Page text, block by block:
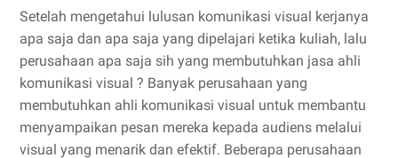
Setelah mengetahui lulusan komunikasi visual kerjanya
apa saja dan apa saja yang dipelajari ketika kuliah, lalu
perusahaan apa saja sih yang membutuhkan jasa ahli
komunikasi visual ? Banyak perusahaan yang
membutuhkan ahli komunikasi visual untuk membantu
menyampaikan pesan mereka kepada audiens melalui
visual yang menarik dan efektif. Beberapa perusahaan